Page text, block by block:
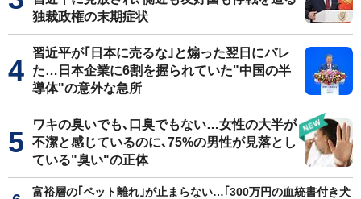
独裁政権の末期症状
習近平が｢日本に売るな｣と煽った翌日にバレ
た…日本企業に6割を握られていた"中国の半
導体"の意外な急所
ワキの臭いでも､口臭でもない…女性の大半が
不潔と感じているのに､75%の男性が見落とし
ている"臭い"の正体
富裕層の｢ペット離れ｣が止まらない…｢300万円の血統書付き犬